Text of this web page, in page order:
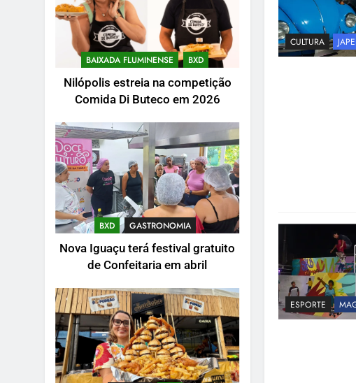
BAIXADA FLUMINENSE BXD
Nilópolis estreia na competição
Comida Di Buteco em 2026
BXD GASTRONOMIA
Nova Iguaçu terá festival gratuito
de Confeitaria em abril
CULTURA
ESPORTE